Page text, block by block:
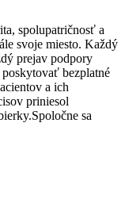
spolupatričnosť a
svoje miesto. Každý
prejav podpory
bezplatné
a ich
priniesol
sa